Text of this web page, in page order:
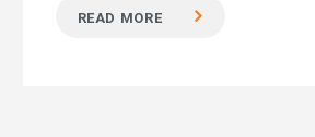
Hit enter to search or ESC to
READ MORE